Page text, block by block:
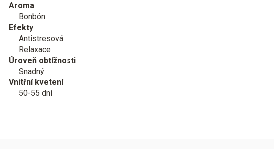
Aroma
Bonbón
Efekty
Antistresová
Relaxace
Úroveň obtížnosti
Snadný
Vnitřní kvetení
50-55 dní